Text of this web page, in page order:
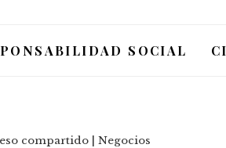
SOCIAL
compartido | Negocios